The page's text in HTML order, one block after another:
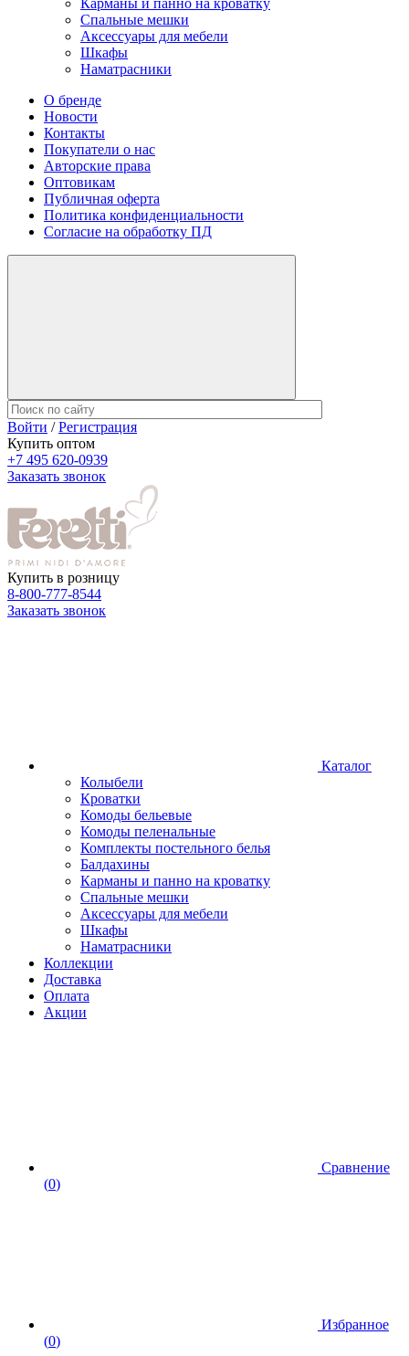
Карманы и панно на кроватку
Спальные мешки
Аксессуары для мебели
Шкафы
Наматрасники
О бренде
Новости
Контакты
Покупатели о нас
Авторские права
Оптовикам
Публичная оферта
Политика конфиденциальности
Согласие на обработку ПД
Войти /Регистрация
Купить оптом
+7 495 620-0939
Заказать звонок
Купить в розницу
8-800-777-8544
Заказать звонок
Каталог
Колыбели
Кроватки
Комоды бельевые
Комоды пеленальные
Комплекты постельного белья
Балдахины
Карманы и панно на кроватку
Спальные мешки
Аксессуары для мебели
Шкафы
Наматрасники
Коллекции
Доставка
Оплата
Акции
Сравнение
(0)
Избранное
(0)